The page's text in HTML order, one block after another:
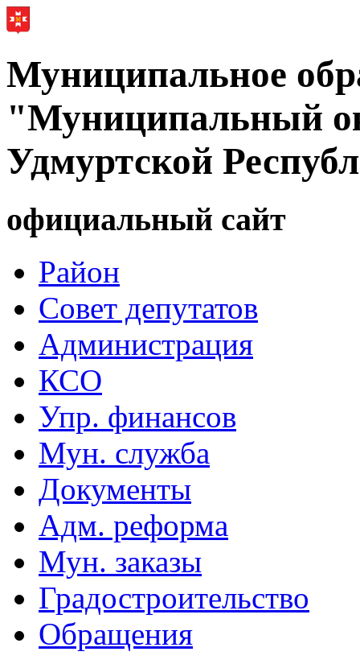
Муниципальное
"Муниципальный
Удмуртской
официальный сайт
Район
Совет депутатов
Администрация
КСО
Упр. финансов
Мун. служба
Документы
Адм. реформа
Мун. заказы
Градостроительство
Обращения